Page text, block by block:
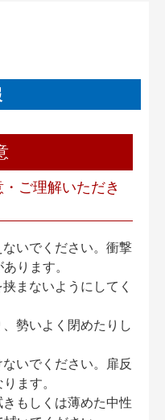
ご理解いただき
いでください。衝撃
ります。
まないようにしてく
勢いよく閉めたりし
いでください。扉反
ます。
もしくは薄めた中性